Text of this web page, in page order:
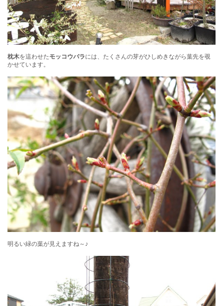
枕木を這わせたモッコウバラには、たくさんの芽がひしめきながら葉先を覗
かせています。
明るい緑の葉が見えますね～♪